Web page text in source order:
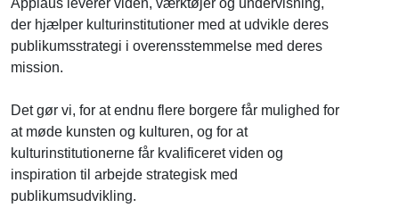
Applaus leverer viden, værktøjer og undervisning,
der hjælper kulturinstitutioner med at udvikle deres
publikumsstrategi i overensstemmelse med deres
mission.
Det gør vi, for at endnu flere borgere får mulighed for
at møde kunsten og kulturen, og for at
kulturinstitutionerne får kvalificeret viden og
inspiration til arbejde strategisk med
publikumsudvikling.